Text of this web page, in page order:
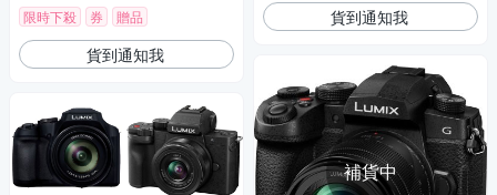
限時下殺 券 贈品
貨到通知我
貨到通知我
補貨中